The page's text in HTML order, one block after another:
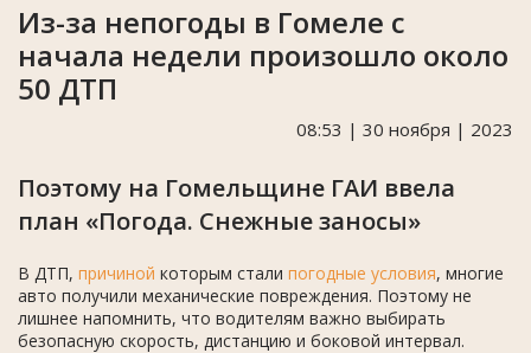
Из-за непогоды в Гомеле с
начала недели произошло около
50 ДТП
08:53 | 30 ноября | 2023
Поэтому на Гомельщине ГАИ ввела
план «Погода. Снежные заносы»
В ДТП, причиной которым стали погодные условия, многие
авто получили механические повреждения. Поэтому не
лишнее напомнить, что водителям важно выбирать
безопасную скорость, дистанцию и боковой интервал.